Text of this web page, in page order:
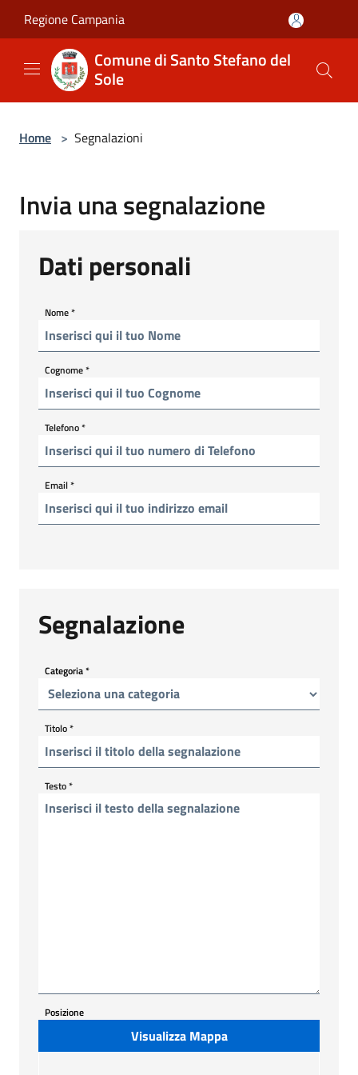
Regione Campania
Comune di Santo Stefano del
Sole
Home > Segnalazioni
Invia una segnalazione
Dati personali
Nome*
Cognome*
Telefono*
Email*
Segnalazione
Categoria*
Titolo*
Testo*
Posizione
Visualizza Mappa